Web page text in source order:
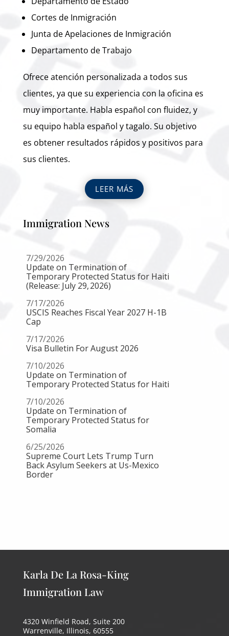
Cortes de Inmigración
Junta de Apelaciones de Inmigración
Departamento de Trabajo
Ofrece atención personalizada a todos sus
clientes, ya que su experiencia con la oficina es
muy importante. Habla español con fluidez, y
su equipo habla español y tagalo. Su objetivo
es obtener resultados rápidos y positivos para
sus clientes.
LEER MÁS
Immigration News
Karla De La Rosa-King
Immigration Law
4320 Winfield Road, Suite 200
Warrenville, Illinois, 60555